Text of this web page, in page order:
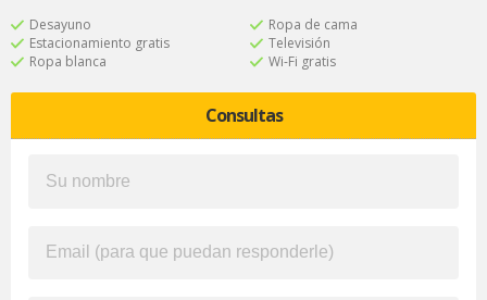
Desayuno
Estacionamiento gratis
Ropa blanca
Ropa de cama
Televisión
Wi-Fi gratis
Consultas